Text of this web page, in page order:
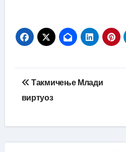
Кретање
чланка
Такмичење Млади
виртуоз